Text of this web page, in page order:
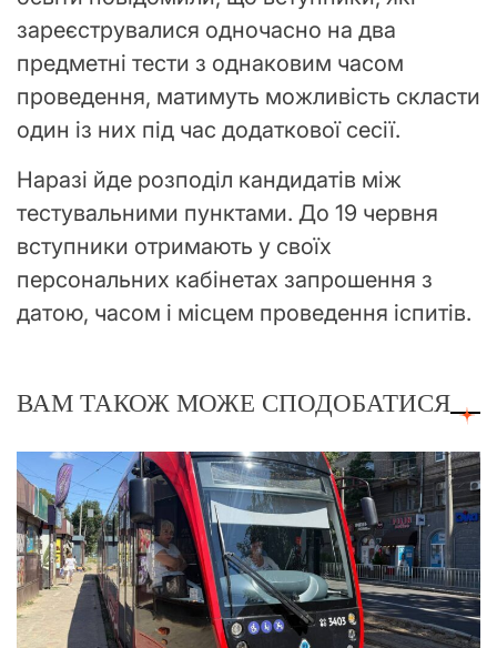
зареєструвалися одночасно на два
предметні тести з однаковим часом
проведення, матимуть можливість скласти
один із них під час додаткової сесії.
Наразі йде розподіл кандидатів між
тестувальними пунктами. До 19 червня
вступники отримають у своїх
персональних кабінетах запрошення з
датою, часом і місцем проведення іспитів.
ВАМ ТАКОЖ МОЖЕ СПОДОБАТИСЯ